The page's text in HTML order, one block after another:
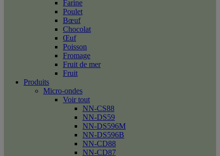
Farine
Poulet
Bœuf
Chocolat
Œuf
Poisson
Fromage
Fruit de mer
Fruit
Produits
Micro-ondes
Voir tout
NN-CS88
NN-DS59
NN-DS596M
NN-DS596B
NN-CD88
NN-CD87